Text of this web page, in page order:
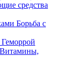
средства
Борьба с
Витамины,